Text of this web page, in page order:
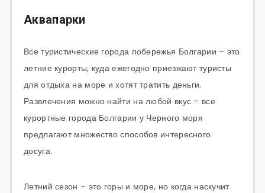
Аквапарки
Все туристические города побережья Болгарии – это
летние курорты, куда ежегодно приезжают туристы
для отдыха на море и хотят тратить деньги.
Развлечения можно найти на любой вкус – все
курортные города Болгарии у Черного моря
предлагают множество способов интересного
досуга.
Летний сезон – это горы и море, но когда наскучит